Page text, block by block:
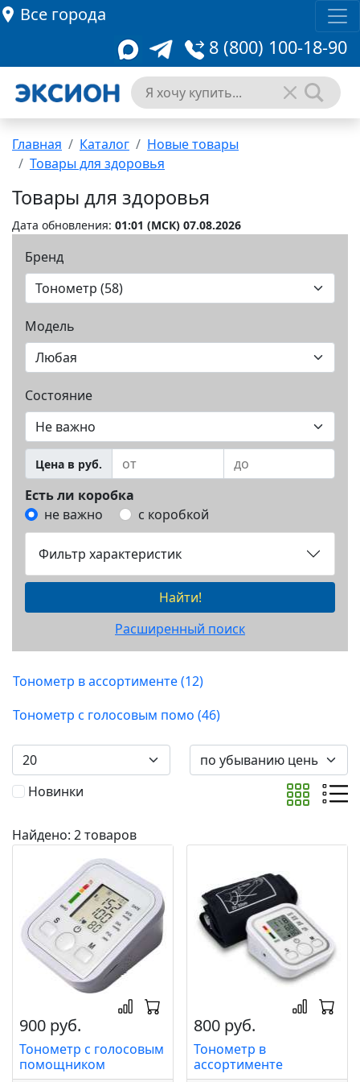
Все города
8 (800) 100-18-90
Главная Каталог
Новые товары
Товары для здоровья
Товары для здоровья
Дата обновления: 01:01 (MCК) 07.08.2026
Бренд
Модель
Состояние
Цена в руб.
Есть ли коробка
не важно
с коробкой
Фильтр характеристик
Найти!
Расширенный поиск
Тонометр в ассортименте (12)
Тонометр с голосовым помо (46)
Новинки
Найдено: 2 товаров
900 руб.
Тонометр с голосовым
помощником
800 руб.
Тонометр в
ассортименте